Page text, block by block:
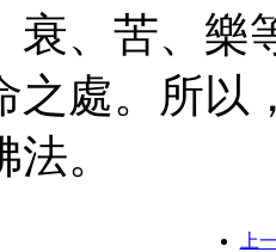
衰、苦、樂
之處。所以
。
上